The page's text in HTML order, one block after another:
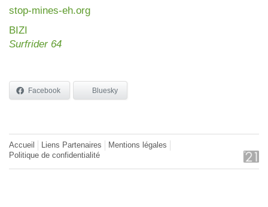
stop-mines-eh.org
BIZI
Surfrider 64
Facebook Bluesky
Accueil Liens Partenaires
Mentions légales
Politique de confidentialité